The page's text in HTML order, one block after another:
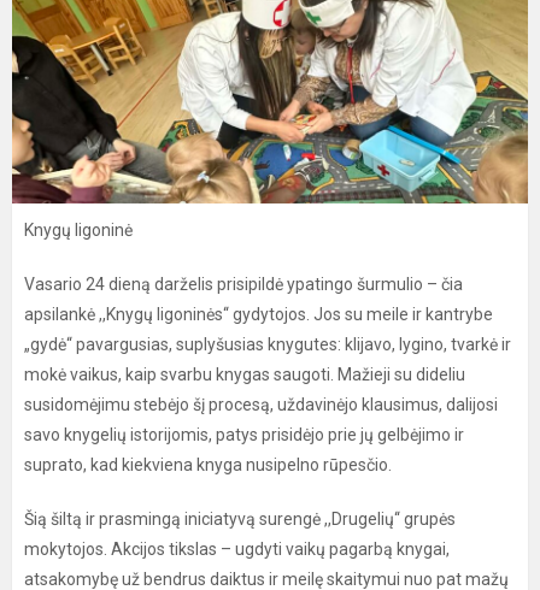
Knygų ligoninė
Vasario 24 dieną darželis prisipildė ypatingo šurmulio – čia
apsilankė ,,Knygų ligoninės‘‘ gydytojos. Jos su meile ir kantrybe
„gydė“ pavargusias, suplyšusias knygutes: klijavo, lygino, tvarkė ir
mokė vaikus, kaip svarbu knygas saugoti. Mažieji su dideliu
susidomėjimu stebėjo šį procesą, uždavinėjo klausimus, dalijosi
savo knygelių istorijomis, patys prisidėjo prie jų gelbėjimo ir
suprato, kad kiekviena knyga nusipelno rūpesčio.
Šią šiltą ir prasmingą iniciatyvą surengė ,,Drugelių‘‘ grupės
mokytojos. Akcijos tikslas – ugdyti vaikų pagarbą knygai,
atsakomybę už bendrus daiktus ir meilę skaitymui nuo pat mažų